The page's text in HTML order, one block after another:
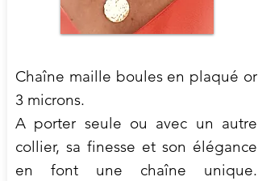
Chaîne maille boules en plaqué or
3 microns.
A porter seule ou avec un autre
collier, sa finesse et son élégance
en font une chaîne unique.